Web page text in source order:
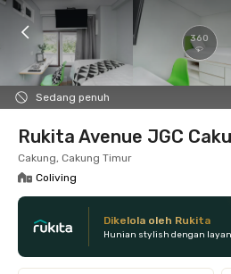
360
Sedang penuh
9 Agt 26 - Belum tahu
Foto Fasilitas bersama
Rukita Avenue JGC
Cakung, Cakung Timur
Coliving
Dikelola oleh Rukita
Hunian stylish dengan